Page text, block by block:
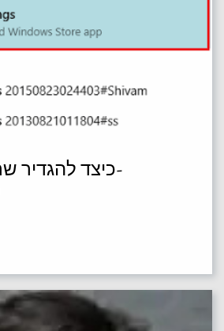
כיצד להגדיר